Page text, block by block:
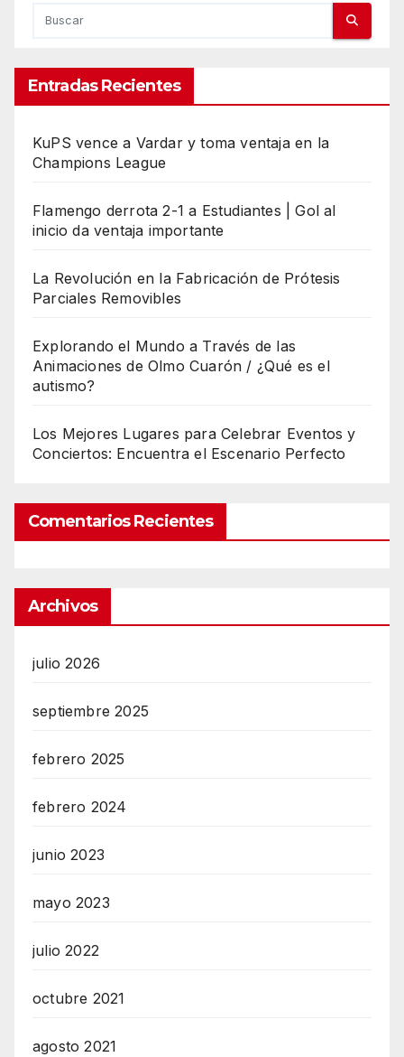
Entradas Recientes
KuPS vence a Vardar y toma ventaja en la
Champions League
Flamengo derrota 2-1 a Estudiantes | Gol al
inicio da ventaja importante
La Revolución en la Fabricación de Prótesis
Parciales Removibles
Explorando el Mundo a Través de las
Animaciones de Olmo Cuarón / ¿Qué es el
autismo?
Los Mejores Lugares para Celebrar Eventos y
Conciertos: Encuentra el Escenario Perfecto
Comentarios Recientes
Archivos
julio 2026
septiembre 2025
febrero 2025
febrero 2024
junio 2023
mayo 2023
julio 2022
octubre 2021
agosto 2021